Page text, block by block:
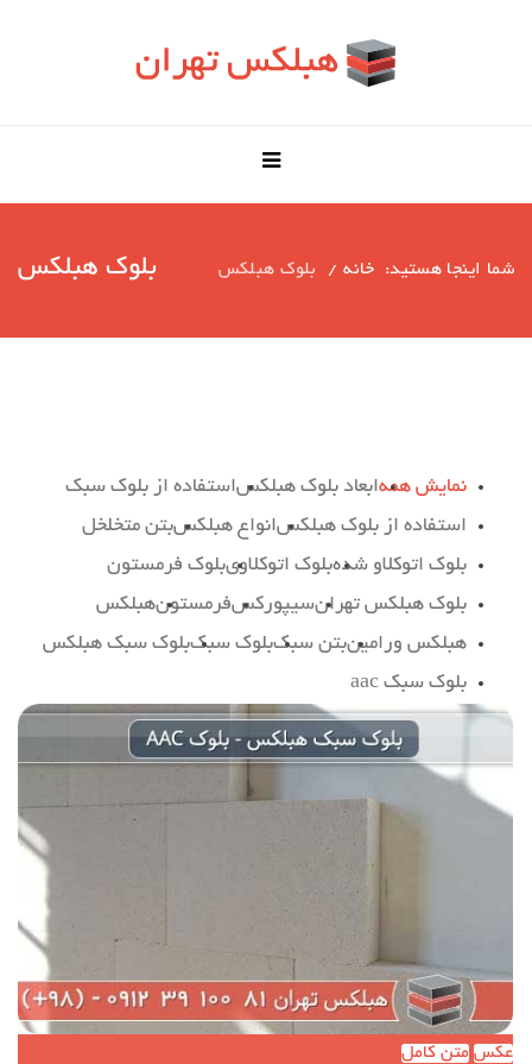
بلوک هبلکس شما اینجا هستید: خانه بلوک هبلکس
نمایش همهابعاد بلوک هبلکساستفاده از بلوک سبک
استفاده از بلوک هبلکسانواع هبلکسبتن متخلخل
بلوک اتوکلاو شدهبلوک اتوکلاویبلوک فرمستون
بلوک هبلکس تهرانسیپورکسفرمستونهبلکس
هبلکس ورامینبتن سبکبلوک سبکبلوک سبک هبلکس
بلوک سبک aac
عکس متن کامل